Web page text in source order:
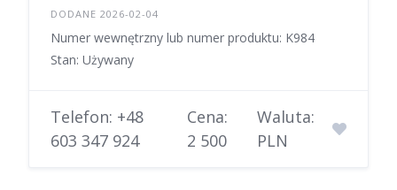
DODANE 2026-02-04
Numer wewnętrzny lub numer produktu: K984
Stan: Używany
Telefon: +48
603 347 924
Cena:
2 500
Waluta:
PLN